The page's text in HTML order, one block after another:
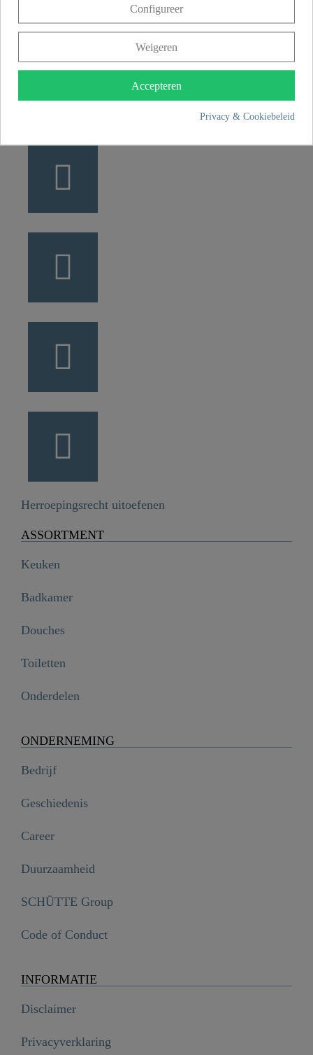
+49 5407 8707 0
info@fjschuette.com
Herroepingsrecht uitoefenen
ASSORTMENT
Keuken
Badkamer
Douches
Toiletten
Onderdelen
ONDERNEMING
Bedrijf
Geschiedenis
Career
Duurzaamheid
SCHÜTTE Group
Code of Conduct
INFORMATIE
Disclaimer
Privacyverklaring
Configureer
Weigeren
Accepteren
Privacy & Cookiebeleid